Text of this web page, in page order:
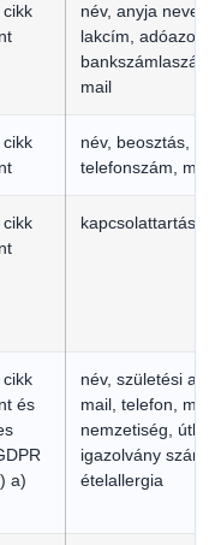
cikk
név, anyja neve,
lakcím,
mail
cikk
név, beosztás,
telefonszám,
cikk
cikk
és
a)
név, születési
mail, telefon,
nemzetiség,
igazolvány
ételallergia